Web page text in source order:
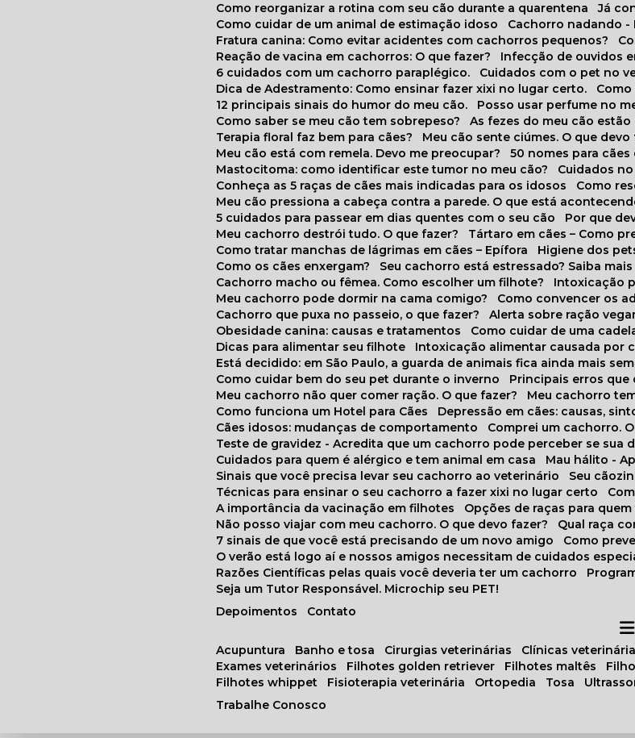
Depoimentos
Como reorganizar a rotina com seu cão durante a quarentena
Já
Como cuidar de um animal de estimação idoso
Cachorro nadando
Fratura canina: Como evitar acidentes com cachorros pequenos?
Reação de vacina em cachorros: O que fazer?
Infecção de ouvidos
6 cuidados com um cachorro paraplégico.
Cuidados com o pet no
Dica de Adestramento: Como ensinar fazer xixi no lugar certo.
12 principais sinais do humor do meu cão.
Posso usar perfume no
Como saber se meu cão tem sobrepeso?
As fezes do meu cão
Terapia floral faz bem para cães?
Meu cão sente ciúmes. O que devo
Meu cão está com remela. Devo me preocupar?
50 nomes para
Mastocitoma: como identificar este tumor no meu cão?
Cuidados
Conheça as 5 raças de cães mais indicadas para os idosos
Como
Meu cão pressiona a cabeça contra a parede. O que está
5 cuidados para passear em dias quentes com o seu cão
Por que
Meu cachorro destrói tudo. O que fazer?
Tártaro em cães – Como
Como tratar manchas de lágrimas em cães – Epífora
Higiene dos
Como os cães enxergam?
Seu cachorro está estressado? Saiba
Cachorro macho ou fêmea. Como escolher um filhote?
Intoxicação
Meu cachorro pode dormir na cama comigo?
Como convencer os
Cachorro que puxa no passeio, o que fazer?
Alerta sobre ração
Obesidade canina: causas e tratamentos
Como cuidar de uma
Dicas para alimentar seu filhote
Intoxicação alimentar causada por
Está decidido: em São Paulo, a guarda de animais fica ainda mais
Como cuidar bem do seu pet durante o inverno
Principais erros
Meu cachorro não quer comer ração. O que fazer?
Meu cachorro
Como funciona um Hotel para Cães
Depressão em cães: causas,
Cães idosos: mudanças de comportamento
Comprei um cachorro.
Teste de gravidez - Acredita que um cachorro pode perceber se sua
Cuidados para quem é alérgico e tem animal em casa
Mau hálito -
Sinais que você precisa levar seu cachorro ao veterinário
Seu
Técnicas para ensinar o seu cachorro a fazer xixi no lugar certo
A importância da vacinação em filhotes
Opções de raças para
Não posso viajar com meu cachorro. O que devo fazer?
Qual raça
7 sinais de que você está precisando de um novo amigo
Como
O verão está logo aí e nossos amigos necessitam de cuidados
Razões Científicas pelas quais você deveria ter um cachorro
Seja um Tutor Responsável. Microchip seu PET!
Contato
acupuntura banho e tosa cirurgias veterinárias clínicas
exames veterinários
filhotes golden retriever filhotes maltês
filhotes whippet
fisioterapia veterinária ortopedia tosa
Trabalhe Conosco